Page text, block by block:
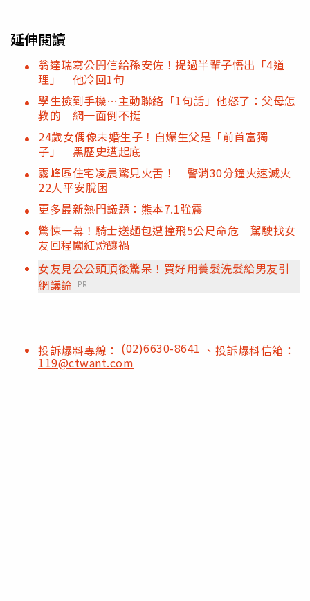
延伸閱讀
翁達瑞寫公開信給孫安佐！提過半輩子悟出「4道
理」 他冷回1句
學生撿到手機…主動聯絡「1句話」他怒了：父母怎
教的 網一面倒不挺
24歲女偶像未婚生子！自爆生父是「前首富獨
子」 黑歷史遭起底
霧峰區住宅凌晨驚見火舌！ 警消30分鐘火速滅火
22人平安脫困
更多最新熱門議題：熊本7.1強震
驚悚一幕！騎士送麵包遭撞飛5公尺命危 駕駛找女
友回程闖紅燈釀禍
女友見公公頭頂後驚呆！買好用養髮洗髮給男友引
網議論 PR
投訴爆料專線： (02)6630-8641 、投訴爆料信箱：
119@ctwant.com